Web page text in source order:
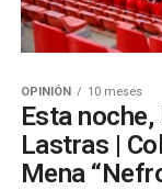
OPINIÓN 10 meses
Esta
Lastras |
Mena